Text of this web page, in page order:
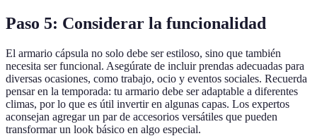
Paso 5: Considerar la funcionalidad
El armario cápsula no solo debe ser estiloso, sino que también
necesita ser funcional. Asegúrate de incluir prendas adecuadas para
diversas ocasiones, como trabajo, ocio y eventos sociales. Recuerda
pensar en la temporada: tu armario debe ser adaptable a diferentes
climas, por lo que es útil invertir en algunas capas. Los expertos
aconsejan agregar un par de accesorios versátiles que pueden
transformar un look básico en algo especial.